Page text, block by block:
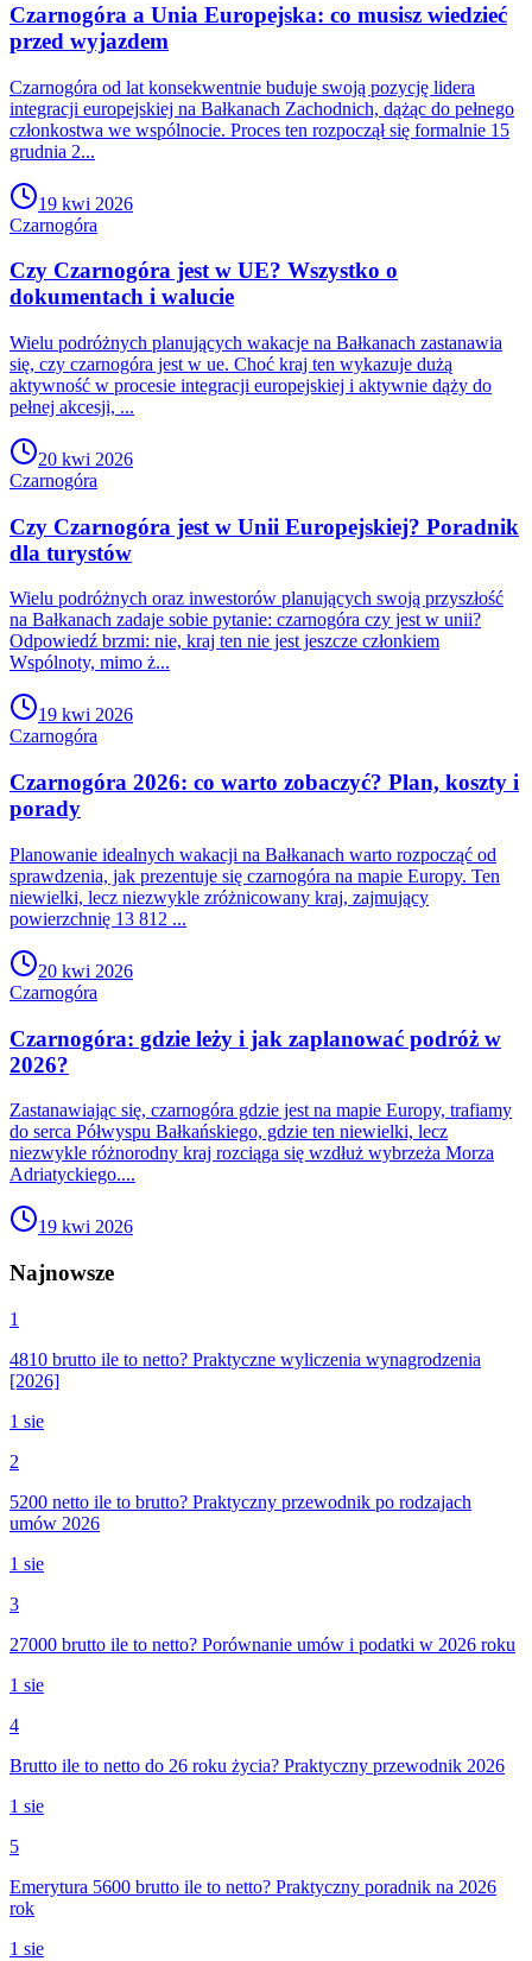
Czarnogóra a Unia Europejska: co musisz wiedzieć
przed wyjazdem
Czarnogóra od lat konsekwentnie buduje swoją pozycję lidera
integracji europejskiej na Bałkanach Zachodnich, dążąc do pełnego
członkostwa we wspólnocie. Proces ten rozpoczął się formalnie 15
grudnia 2...
19 kwi 2026
Czarnogóra
Czy Czarnogóra jest w UE? Wszystko o
dokumentach i walucie
Wielu podróżnych planujących wakacje na Bałkanach zastanawia
się, czy czarnogóra jest w ue. Choć kraj ten wykazuje dużą
aktywność w procesie integracji europejskiej i aktywnie dąży do
pełnej akcesji, ...
20 kwi 2026
Czarnogóra
Czy Czarnogóra jest w Unii Europejskiej? Poradnik
dla turystów
Wielu podróżnych oraz inwestorów planujących swoją przyszłość
na Bałkanach zadaje sobie pytanie: czarnogóra czy jest w unii?
Odpowiedź brzmi: nie, kraj ten nie jest jeszcze członkiem
Wspólnoty, mimo ż...
19 kwi 2026
Czarnogóra
Czarnogóra 2026: co warto zobaczyć? Plan, koszty i
porady
Planowanie idealnych wakacji na Bałkanach warto rozpocząć od
sprawdzenia, jak prezentuje się czarnogóra na mapie Europy. Ten
niewielki, lecz niezwykle zróżnicowany kraj, zajmujący
powierzchnię 13 812 ...
20 kwi 2026
Czarnogóra
Czarnogóra: gdzie leży i jak zaplanować podróż w
2026?
Zastanawiając się, czarnogóra gdzie jest na mapie Europy, trafiamy
do serca Półwyspu Bałkańskiego, gdzie ten niewielki, lecz
niezwykle różnorodny kraj rozciąga się wzdłuż wybrzeża Morza
Adriatyckiego....
19 kwi 2026
Najnowsze
1
4810 brutto ile to netto? Praktyczne wyliczenia wynagrodzenia
[2026]
1 sie
2
5200 netto ile to brutto? Praktyczny przewodnik po rodzajach
umów 2026
1 sie
3
27000 brutto ile to netto? Porównanie umów i podatki w 2026 roku
1 sie
4
Brutto ile to netto do 26 roku życia? Praktyczny przewodnik 2026
1 sie
5
Emerytura 5600 brutto ile to netto? Praktyczny poradnik na 2026
rok
1 sie